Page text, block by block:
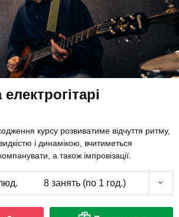
курсу розвиватиме відчуття ритму,
і динамікою, вчитиметься
а також імпровізації.
8 занять (по 1 год.)